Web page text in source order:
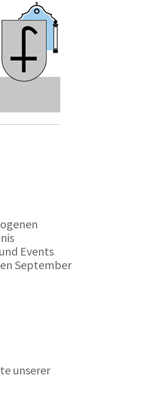
Events
September
unserer